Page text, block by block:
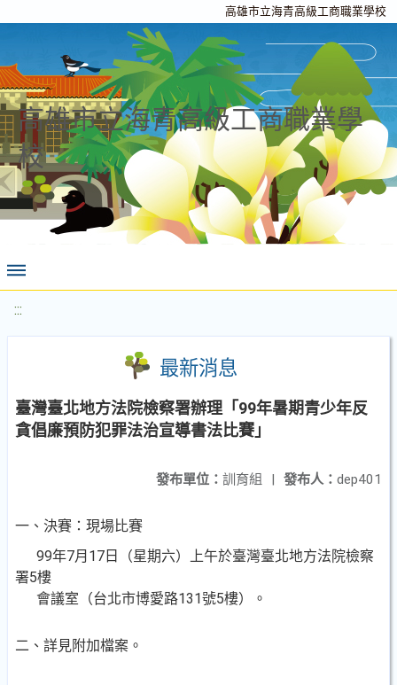
高雄市立海青高級工商職業學校
高雄市立海青高級工商職業學
校
:::
最新消息
臺灣臺北地方法院檢察署辦理「99年暑期青少年反
貪倡廉預防犯罪法治宣導書法比賽」
發布人： dep401
發布單位： 訓育組 |
一、決賽：現場比賽
99年7月17日（星期六）上午於臺灣臺北地方法院檢察
署5樓
會議室（台北市博愛路131號5樓）。
二、詳見附加檔案。